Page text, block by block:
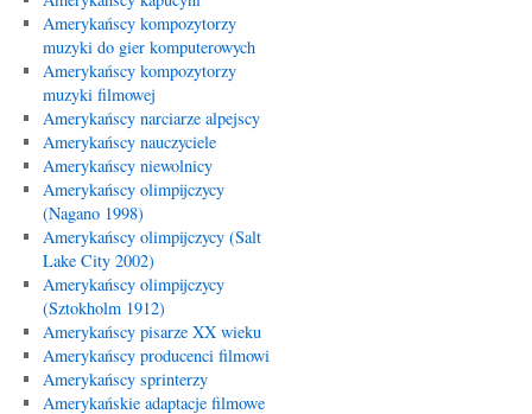
Amerykańscy kompozytorzy
muzyki do gier komputerowych
Amerykańscy kompozytorzy
muzyki filmowej
Amerykańscy narciarze alpejscy
Amerykańscy nauczyciele
Amerykańscy niewolnicy
Amerykańscy olimpijczycy
(Nagano 1998)
Amerykańscy olimpijczycy (Salt
Lake City 2002)
Amerykańscy olimpijczycy
(Sztokholm 1912)
Amerykańscy pisarze XX wieku
Amerykańscy producenci filmowi
Amerykańscy sprinterzy
Amerykańskie adaptacje filmowe